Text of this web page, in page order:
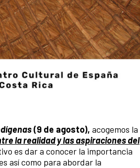
(9 de agosto), acogemos la
la realidad y las aspiraciones del
es dar a conocer la importancia
así como para abordar la